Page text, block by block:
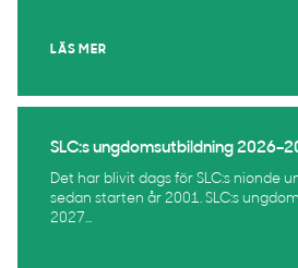
LÄS MER
SLC:s ungdomsutbildning
Det har blivit dags för SLC:s nionde
sedan starten år 2001. SLC:s
2027...